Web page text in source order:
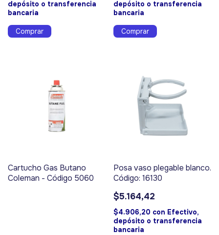
depósito o transferencia
bancaria
depósito o transferencia
bancaria
Cartucho Gas Butano
Coleman - Código 5060
Posa vaso plegable blanco.
Código: 16130
$5.164,42
$4.906,20 con Efectivo,
depósito o transferencia
bancaria